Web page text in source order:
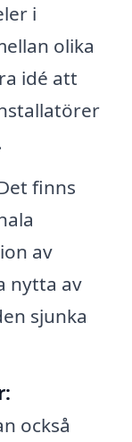
i
olika
idé att
finns
av
nytta av
sjunka
också